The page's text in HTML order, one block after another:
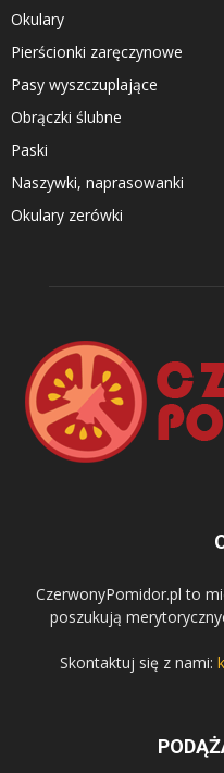
Okulary
Pierścionki zaręczynowe
Pasy wyszczuplające
Obrączki ślubne
Paski
Naszywki, naprasowanki
Okulary zerówki
CzerwonyPomidor.pl to
poszukują
Skontaktuj się z nami: